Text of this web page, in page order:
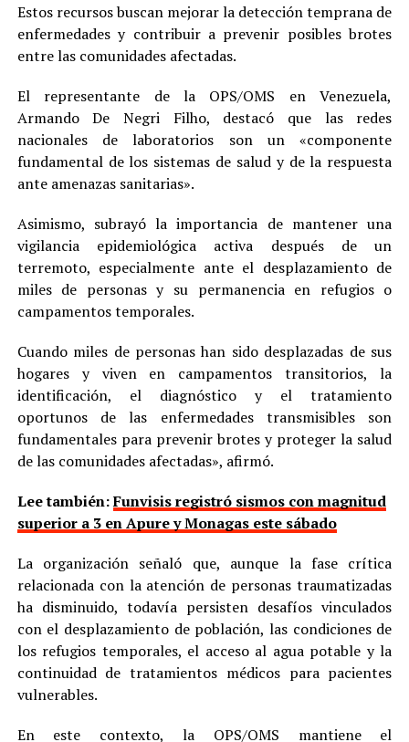
Estos recursos buscan mejorar la detección temprana de
enfermedades y contribuir a prevenir posibles brotes
entre las comunidades afectadas.
El representante de la OPS/OMS en Venezuela,
Armando De Negri Filho, destacó que las redes
nacionales de laboratorios son un «componente
fundamental de los sistemas de salud y de la respuesta
ante amenazas sanitarias».
Asimismo, subrayó la importancia de mantener una
vigilancia epidemiológica activa después de un
terremoto, especialmente ante el desplazamiento de
miles de personas y su permanencia en refugios o
campamentos temporales.
Cuando miles de personas han sido desplazadas de sus
hogares y viven en campamentos transitorios, la
identificación, el diagnóstico y el tratamiento
oportunos de las enfermedades transmisibles son
fundamentales para prevenir brotes y proteger la salud
de las comunidades afectadas», afirmó.
Lee también:Funvisis registró sismos con magnitud
superior a 3 en Apure y Monagas este sábado
La organización señaló que, aunque la fase crítica
relacionada con la atención de personas traumatizadas
ha disminuido, todavía persisten desafíos vinculados
con el desplazamiento de población, las condiciones de
los refugios temporales, el acceso al agua potable y la
continuidad de tratamientos médicos para pacientes
vulnerables.
En este contexto, la OPS/OMS mantiene el